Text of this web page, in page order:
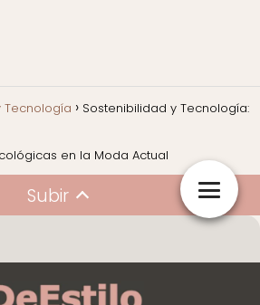
Tecnología Sostenibilidad y Tecnología:
en la Moda Actual
Subir